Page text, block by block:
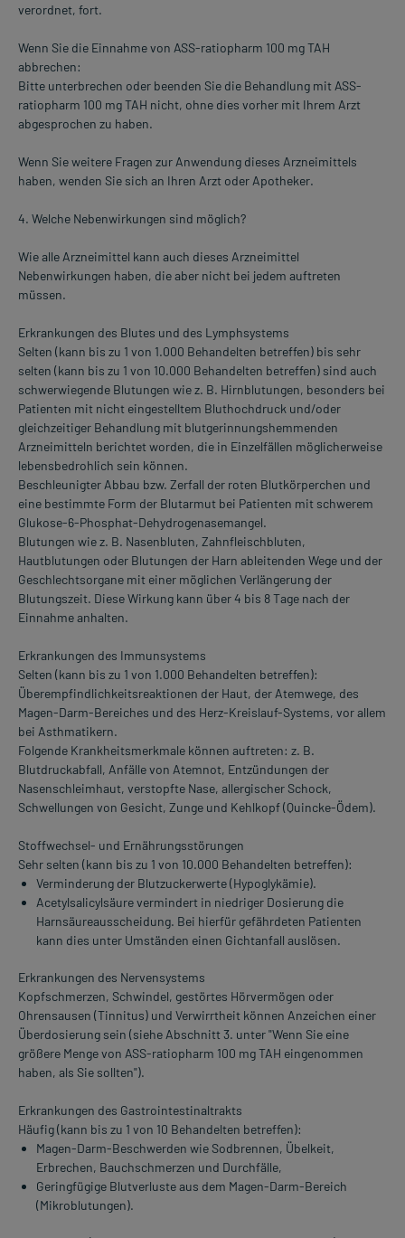
verordnet, fort.
Wenn Sie die Einnahme von ASS-ratiopharm 100 mg TAH
abbrechen:
Bitte unterbrechen oder beenden Sie die Behandlung mit ASS-
ratiopharm 100 mg TAH nicht, ohne dies vorher mit Ihrem Arzt
abgesprochen zu haben.
Wenn Sie weitere Fragen zur Anwendung dieses Arzneimittels
haben, wenden Sie sich an Ihren Arzt oder Apotheker.
4. Welche Nebenwirkungen sind möglich?
Wie alle Arzneimittel kann auch dieses Arzneimittel
Nebenwirkungen haben, die aber nicht bei jedem auftreten
müssen.
Erkrankungen des Blutes und des Lymphsystems
Selten (kann bis zu 1 von 1.000 Behandelten betreffen) bis sehr
selten (kann bis zu 1 von 10.000 Behandelten betreffen) sind auch
schwerwiegende Blutungen wie z. B. Hirnblutungen, besonders bei
Patienten mit nicht eingestelltem Bluthochdruck und/oder
gleichzeitiger Behandlung mit blutgerinnungshemmenden
Arzneimitteln berichtet worden, die in Einzelfällen möglicherweise
lebensbedrohlich sein können.
Beschleunigter Abbau bzw. Zerfall der roten Blutkörperchen und
eine bestimmte Form der Blutarmut bei Patienten mit schwerem
Glukose-6-Phosphat-Dehydrogenasemangel.
Blutungen wie z. B. Nasenbluten, Zahnfleischbluten,
Hautblutungen oder Blutungen der Harn ableitenden Wege und der
Geschlechtsorgane mit einer möglichen Verlängerung der
Blutungszeit. Diese Wirkung kann über 4 bis 8 Tage nach der
Einnahme anhalten.
Erkrankungen des Immunsystems
Selten (kann bis zu 1 von 1.000 Behandelten betreffen):
Überempfindlichkeitsreaktionen der Haut, der Atemwege, des
Magen-Darm-Bereiches und des Herz-Kreislauf-Systems, vor allem
bei Asthmatikern.
Folgende Krankheitsmerkmale können auftreten: z. B.
Blutdruckabfall, Anfälle von Atemnot, Entzündungen der
Nasenschleimhaut, verstopfte Nase, allergischer Schock,
Schwellungen von Gesicht, Zunge und Kehlkopf (Quincke-Ödem).
Stoffwechsel- und Ernährungsstörungen
Sehr selten (kann bis zu 1 von 10.000 Behandelten betreffen):
Verminderung der Blutzuckerwerte (Hypoglykämie).
Acetylsalicylsäure vermindert in niedriger Dosierung die
Harnsäureausscheidung. Bei hierfür gefährdeten Patienten
kann dies unter Umständen einen Gichtanfall auslösen.
Erkrankungen des Nervensystems
Kopfschmerzen, Schwindel, gestörtes Hörvermögen oder
Ohrensausen (Tinnitus) und Verwirrtheit können Anzeichen einer
Überdosierung sein (siehe Abschnitt 3. unter "Wenn Sie eine
größere Menge von ASS-ratiopharm 100 mg TAH eingenommen
haben, als Sie sollten").
Erkrankungen des Gastrointestinaltrakts
Häufig (kann bis zu 1 von 10 Behandelten betreffen):
Magen-Darm-Beschwerden wie Sodbrennen, Übelkeit,
Erbrechen, Bauchschmerzen und Durchfälle,
Geringfügige Blutverluste aus dem Magen-Darm-Bereich
(Mikroblutungen).